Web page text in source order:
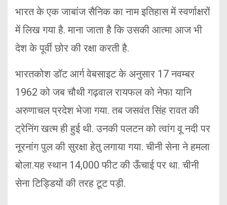
भारत के एक जाबांज सैनिक का नाम इतिहास में स्वर्णाक्षरों
में लिख गया है. माना जाता है कि उसकी आत्मा आज भी
देश के पूर्वी छोर की रक्षा करती है.
भारतकोश डॉट आर्ग वेबसाइट के अनुसार 17 नवम्बर
1962 को जब चौथी गढ़वाल रायफल को नेफा यानि
अरुणाचल प्रदेश भेजा गया. तब जसवंत सिंह रावत की
ट्रेनिंग खत्म ही हुई थी. उनकी पलटन को त्वांग वू नदी पर
नूरनांग पुल की सुरक्षा हेतु लगाया गया. चीनी सेना ने हमला
बोला.यह स्थान 14,000 फीट की ऊँचाई पर था. चीनी
सेना टिड्डियों की तरह टूट पड़ी.